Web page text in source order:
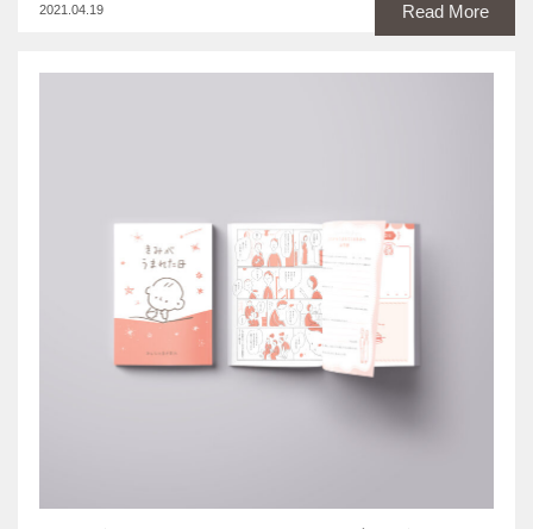
Read More
2021.04.19